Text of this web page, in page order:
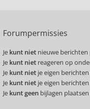
Forumpermissies
Je kunt niet nieuwe
Je kunt niet reageren op
Je kunt niet je eigen
Je kunt niet je eigen
Je kunt geen bijlagen